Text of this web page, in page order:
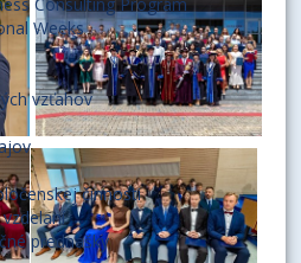
Weeks
vzťahov
činnosti
prednášky